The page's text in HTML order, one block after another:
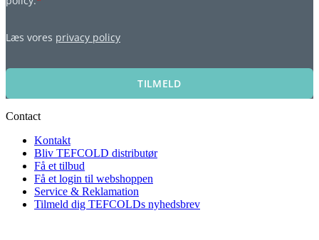
Læs vores privacy policy
TILMELD
Contact
Kontakt
Bliv TEFCOLD distributør
Få et tilbud
Få et login til webshoppen
Service & Reklamation
Tilmeld dig TEFCOLDs nyhedsbrev